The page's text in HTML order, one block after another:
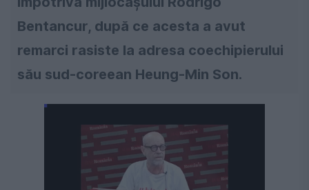
Bentancur, după ce acesta a avut
remarci rasiste la adresa coechipierului
său sud-coreean Heung-Min Son.